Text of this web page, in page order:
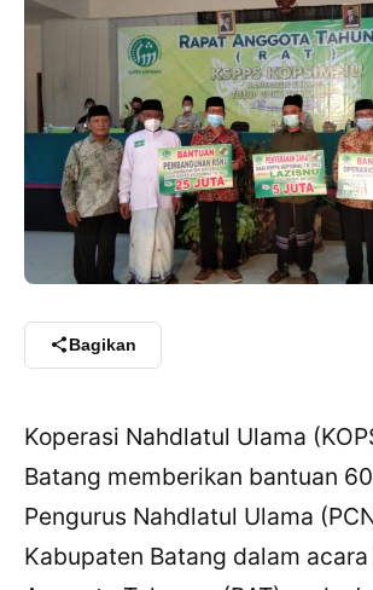
Bagikan
Koperasi Nahdlatul Ulama
Batang memberikan bantuan
Pengurus Nahdlatul Ulama
Kabupaten Batang dalam acara